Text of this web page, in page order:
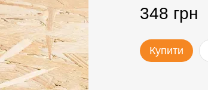
348 грн
Купити